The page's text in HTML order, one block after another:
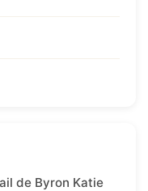
de Byron Katie